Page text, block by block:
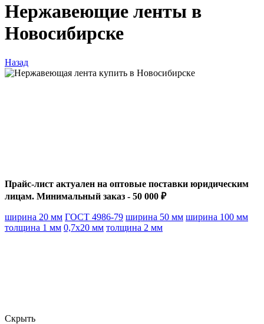
Нержавеющие ленты в
Новосибирске
Назад
Прайс-лист актуален на оптовые поставки юридическим
лицам. Минимальный заказ - 50 000 ₽
ширина 20 мм ГОСТ 4986-79 ширина 50 мм ширина 100 мм
толщина 1 мм 0,7х20 мм толщина 2 мм
Скрыть